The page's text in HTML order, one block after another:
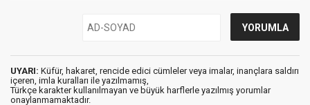
UYARI: Küfür, hakaret, rencide edici cümleler veya imalar, inançlara saldırı
içeren, imla kuralları ile yazılmamış,
Türkçe karakter kullanılmayan ve büyük harflerle yazılmış yorumlar
onaylanmamaktadır.